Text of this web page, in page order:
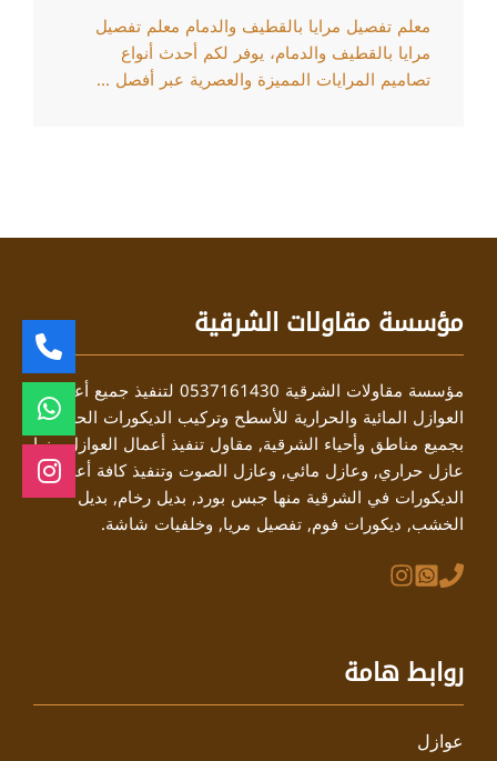
معلم تفصيل مرايا بالقطيف والدمام معلم تفصيل
مرايا بالقطيف والدمام، يوفر لكم أحدث أنواع
تصاميم المرايات المميزة والعصرية عبر أفصل ...
مؤسسة مقاولات الشرقية
مؤسسة مقاولات الشرقية 0537161430 لتنفيذ جميع أعمال
العوازل المائية والحرارية للأسطح وتركيب الديكورات الحديثة
بجميع مناطق وأحياء الشرقية, مقاول تنفيذ أعمال العوازل منها
عازل حراري, وعازل مائي, وعازل الصوت وتنفيذ كافة أعمال
الديكورات في الشرقية منها جبس بورد, بديل رخام, بديل
الخشب, ديكورات فوم, تفصيل مريا, وخلفيات شاشة.
روابط هامة
عوازل